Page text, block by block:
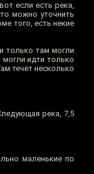
если есть река,
можно уточнить
того, есть некие
только там могли
идти только
течёт несколько
река, 7,5
маленькие по